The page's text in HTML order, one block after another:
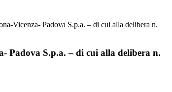
Vicenza- Padova S.p.a. – di cui alla delibera n.
Padova S.p.a. – di cui alla delibera n.